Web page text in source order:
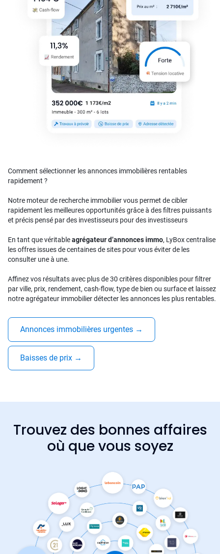
Comment sélectionner les annonces immobilières rentables
rapidement ?
Notre moteur de recherche immobilier vous permet de cibler
rapidement les meilleures opportunités grâce à des filtres puissants
et précis pensé par des investisseurs pour des investisseurs
En tant que véritableagrégateur d’annonces immo, LyBox centralise
les offres issues de centaines de sites pour vous éviter de les
consulter une à une.
Affinez vos résultats avec plus de 30 critères disponibles pour filtrer
par ville, prix, rendement, cash-flow, type de bien ou surface et laissez
notre agrégateur immobilier détecter les annonces les plus rentables.
Annonces immobilières urgentes →
Baisses de prix →
Trouvez des bonnes affaires
où que vous soyez